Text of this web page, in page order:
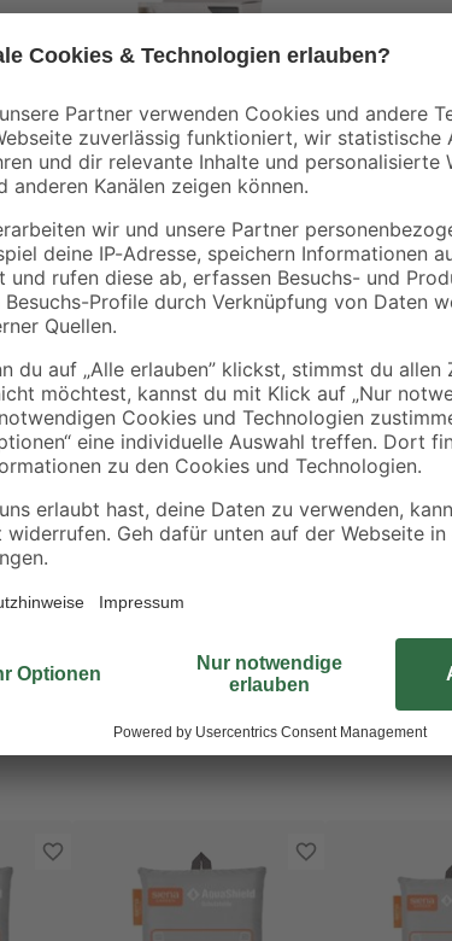
toom
Abdeckung für
Loungeset
wasserabweisend &
UV-beständig 220 x
65 x 225 cm
99, 99
'Yara' für 5
Aluminium
699,
1.299,00 €
Die Schutzhülle
äußere Einflüsse. Mit
Kondensation und
Außenbereich
abdichten. Zudem